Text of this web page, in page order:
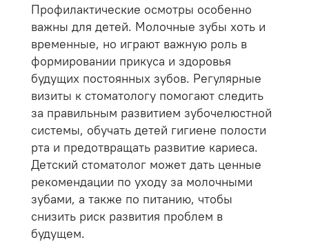
Профилактические осмотры особенно
важны для детей. Молочные зубы хоть и
временные, но играют важную роль в
формировании прикуса и здоровья
будущих постоянных зубов. Регулярные
визиты к стоматологу помогают следить
за правильным развитием зубочелюстной
системы, обучать детей гигиене полости
рта и предотвращать развитие кариеса.
Детский стоматолог может дать ценные
рекомендации по уходу за молочными
зубами, а также по питанию, чтобы
снизить риск развития проблем в
будущем.